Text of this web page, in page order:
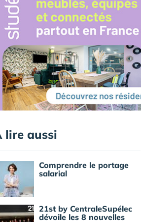
lire aussi
Comprendre le portage
salarial
21st by CentraleSupélec
dévoile les 8 nouvelles